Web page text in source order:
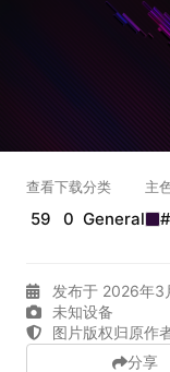
查看
59
下载
0
分类
General
主
发布于 2026年3
未知设备
图片版权归原作
分享
在主题许可下
分享
加载弹幕...